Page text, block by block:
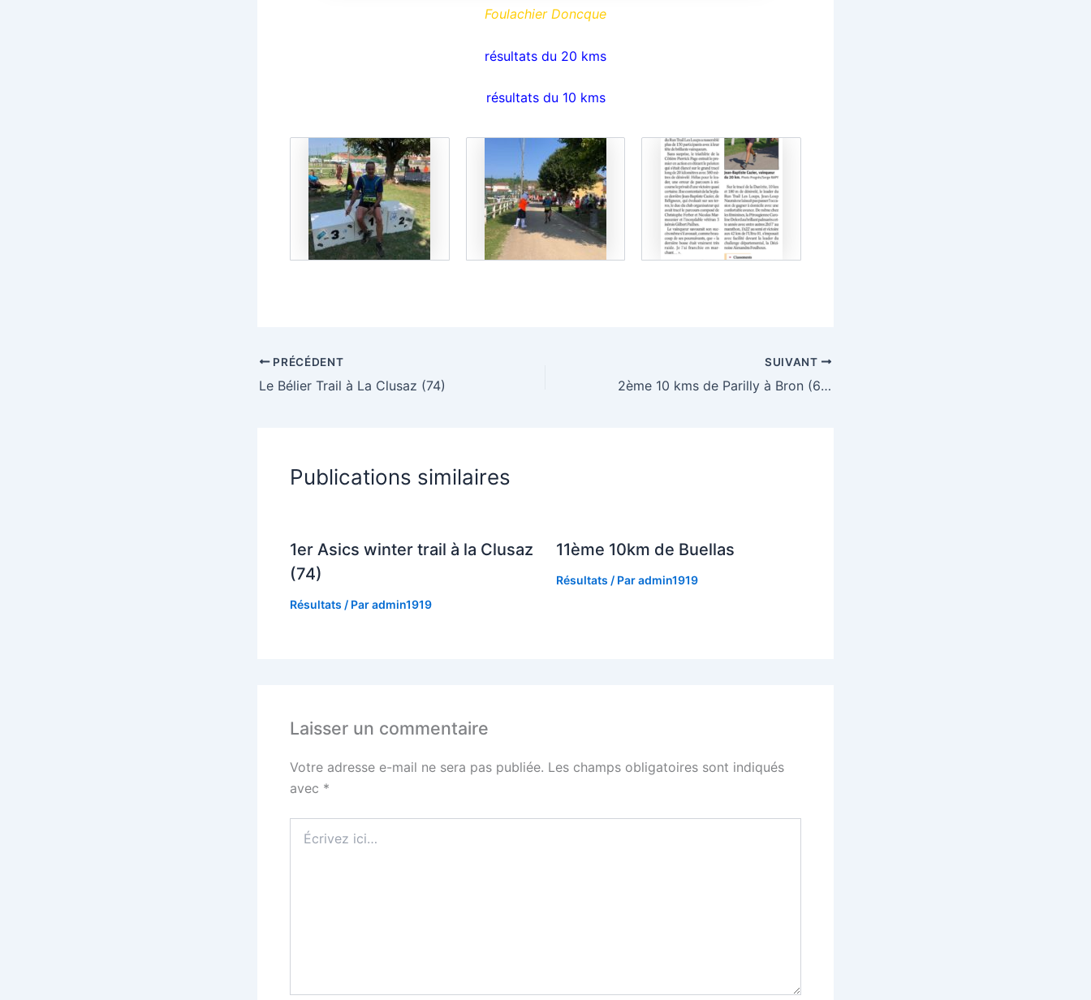
Foulachier Doncque
résultats du 20 kms
résultats du 10 kms
PRÉCÉDENT
Le Bélier Trail à La Clusaz (74)
SUIVANT
2ème 10 kms de Parilly à Bron (69)
Publications similaires
1er Asics winter trail à la Clusaz
(74)
Résultats / Paradmin1919
11ème 10km de Buellas
Résultats / Paradmin1919
Laisser un commentaire
Votre adresse e-mail ne sera pas publiée. Les champs obligatoires sont indiqués
avec *
ici…